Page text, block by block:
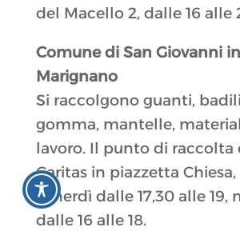
del Macello 2, dalle 16 alle
Comune di San Giovanni in
Marignano
Si raccolgono guanti,
gomma, mantelle,
lavoro. Il punto di raccolta
Caritas in piazzetta
venerdì dalle 17,30 alle 19,
dalle 16 alle 18.